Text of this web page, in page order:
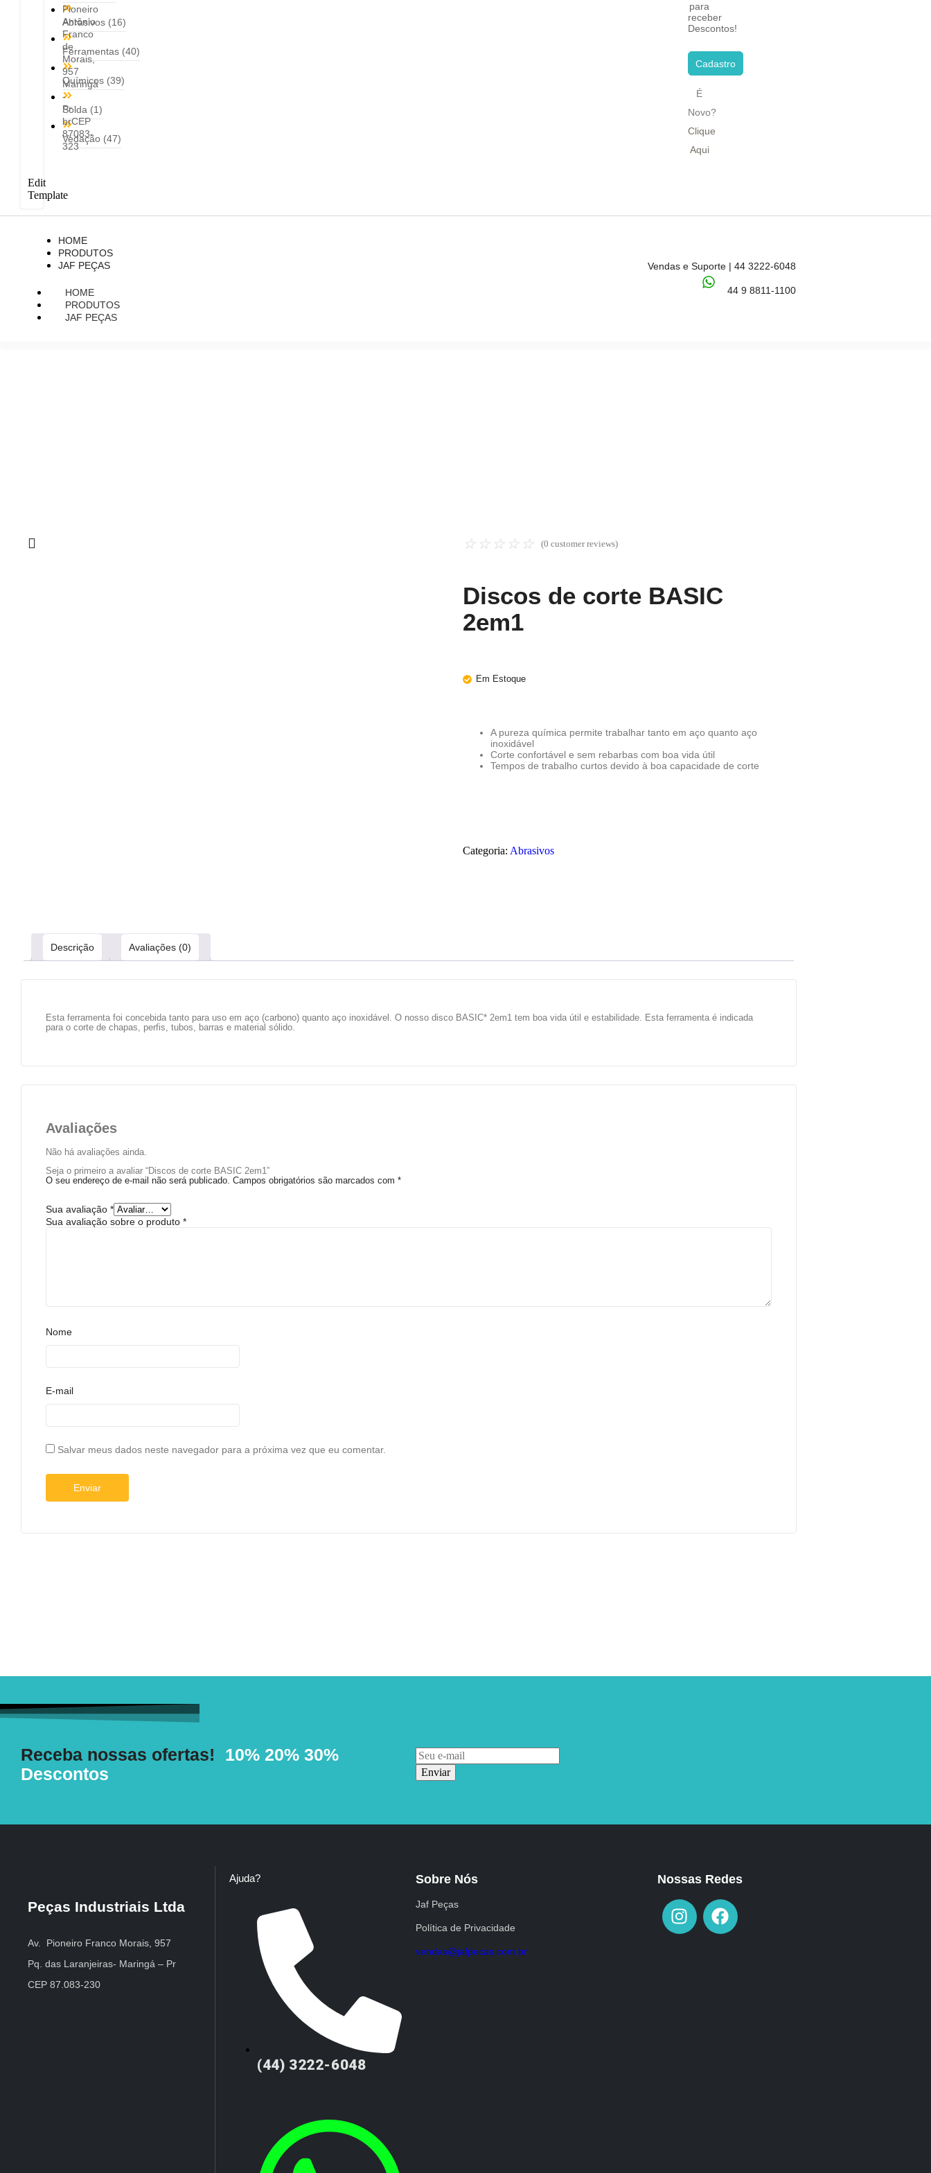
Abrasivos (16)
Ferramentas (40)
Químicos (39)
Solda (1)
Vedação (47)
Pioneiro
Antônio
Franco
de
Morais,
957
Maringá
-
Pr
brCEP
87083-
323
Edit
Template
para
receber
Descontos!
Cadastro
É
Novo?
Clique
Aqui
HOME
PRODUTOS
JAF PEÇAS
HOME
PRODUTOS
JAF PEÇAS
Vendas e Suporte | 44 3222-6048
44 9 8811-1100
☆ ☆ ☆ ☆ ☆ (0 customer reviews)
Discos de corte BASIC
2em1
Em Estoque
A pureza química permite trabalhar tanto em aço quanto aço
inoxidável
Corte confortável e sem rebarbas com boa vida útil
Tempos de trabalho curtos devido à boa capacidade de corte
Categoria: Abrasivos
Descrição Avaliações (0)
Esta ferramenta foi concebida tanto para uso em aço (carbono) quanto aço inoxidável. O nosso disco BASIC* 2em1 tem boa vida útil e estabilidade. Esta ferramenta é indicada
para o corte de chapas, perfis, tubos, barras e material sólido.
Avaliações
Não há avaliações ainda.
Seja o primeiro a avaliar “Discos de corte BASIC 2em1”
O seu endereço de e-mail não será publicado. Campos obrigatórios são marcados com *
Sua avaliação *
Sua avaliação sobre o produto *
Nome
E-mail
Salvar meus dados neste navegador para a próxima vez que eu comentar.
Receba nossas ofertas! 10% 20% 30%
Descontos
Enviar
Peças Industriais Ltda
Av. Pioneiro Franco Morais, 957
Pq. das Laranjeiras- Maringá – Pr
CEP 87.083-230
Ajuda?
(44) 3222-6048
Sobre Nós
Jaf Peças
Política de Privacidade
vendas@jafpecas.com.br
Nossas Redes